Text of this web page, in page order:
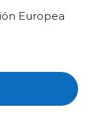
Europea